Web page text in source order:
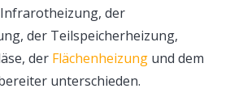
der
der Teilspeicherheizung,
der Flächenheizung und dem
unterschieden.